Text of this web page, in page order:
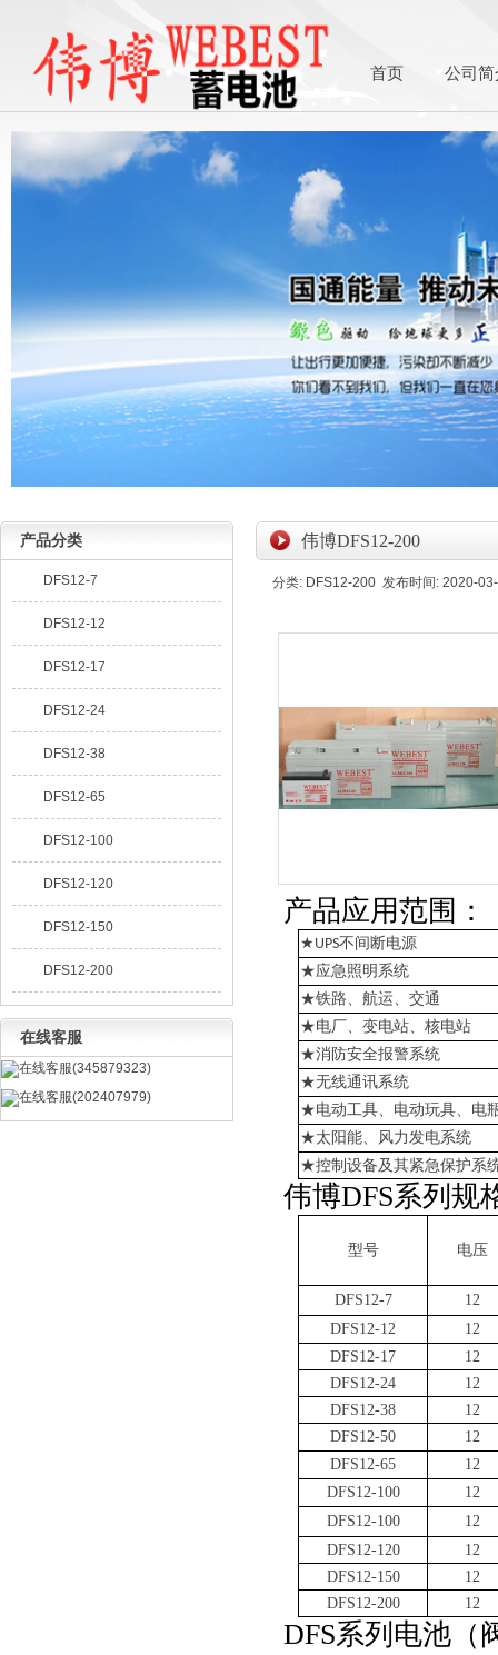
首页 公司简
产品分类
DFS12-7
DFS12-12
DFS12-17
DFS12-24
DFS12-38
DFS12-65
DFS12-100
DFS12-120
DFS12-150
DFS12-200
在线客服
在线客服(345879323)
在线客服(202407979)
伟博DFS12-200
分类: DFS12-200 发布时间: 2020-
产品应用范围：
★ UPS不间断电源
★应急照明系统
★铁路、航运、交通
★电厂、变电站、核电站
★消防安全报警系统
★无线通讯系统
★电动工具、电动玩具、电
★太阳能、风力发电系统
★控制设备及其紧急保护系
伟博DFS系列规
型号 电压
DFS12-7
12
DFS12-12
12
DFS12-17
12
DFS12-24
12
DFS12-38
12
DFS12-50
12
DFS12-65
12
DFS12-100
12
DFS12-100
12
DFS12-120
12
DFS12-150
12
DFS12-200
12
DFS系列电池（